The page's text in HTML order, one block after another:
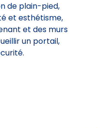
de plain-pied,
et esthétisme,
et des murs
un portail,